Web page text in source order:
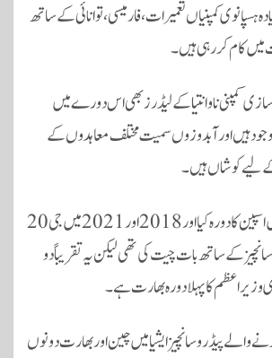
سے زیادہ ہسپانوی کمپنیاں تعمیرات، فارمیسی، توانائی کے ساتھ
کام کررہی ہیں۔
کمپنی ناوانتیا کے لیڈرز بھی اس دورے میں
ہیں اور آبدوزوں سمیت مختلف معاہدوں کے
لیے کوشاں ہیں۔
مودی نے 2017 میں اسپین کا دورہ کیا اور 2018 اور 2021 میں جی20
کے ساتھ بات چیت کی تھی لیکن یہ تقریباً دو
وزیر اعظم کا پہلا دورہ بھارت ہے۔
والے پیڈرو سانچیز ایشیا میں چین اور بھارت دونوں